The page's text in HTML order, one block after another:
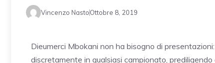
Vincenzo NastoOttobre 8, 2019
Dieumerci Mbokani non ha bisogno di
discretamente in qualsiasi campionato,